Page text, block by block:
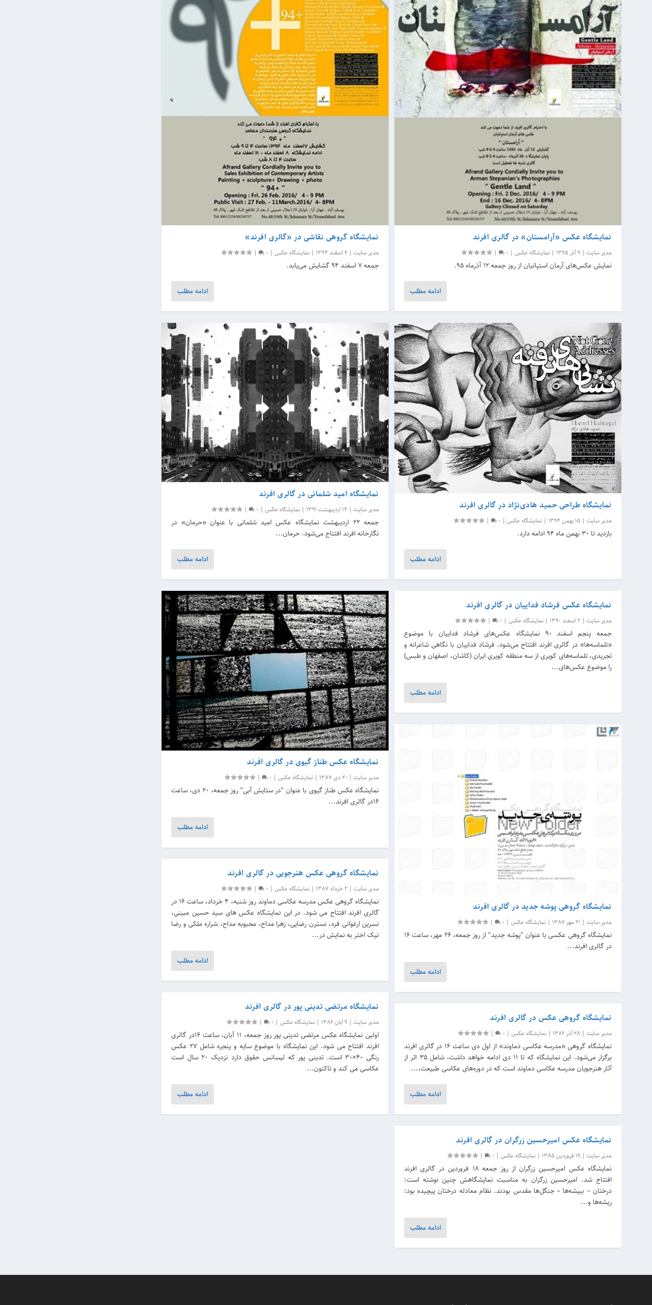
نمایشگاه عکس «آرامستان» در گالری افرند
مدیر سایت |9 آذر 1395 |نمایشگاه عکس |
0
|
نمایش عکس‌های آرمان استپانیان از روز جمعه ۱۲ آذرماه ۹۵.
ادامه مطلب
نمایشگاه طراحی حمید هادی‌نژاد در گالری افرند
مدیر سایت |15 بهمن 1394 |نمایشگاه عکس |
0
|
بازدید تا ۳۰ بهمن ماه ۹۴ ادامه دارد.
ادامه مطلب
نمایشگاه عکس فرشاد فداییان در گالری افرند
مدیر سایت |2 اسفند 1390 |نمایشگاه عکس |
0
|
جمعه پنجم اسفند ۹۰ نمایشگاه عکس‌های فرشاد فداییان با موضوع
«تلماسه‌ها» در گالری افرند افتتاح می‌شود. فرشاد فداییان با نگاهی شاعرانه و
تجریدی، تلماسه‌های کویری از سه منطقه کویری ایران (کاشان، اصفهان و طبس)
را موضوع عکس‌های...
ادامه مطلب
نمایشگاه گروهی پوشه جدید در گالری افرند
مدیر سایت | 21 مهر 1387 |نمایشگاه عکس |
0
|
نمایشگاه گروهی عکسی با عنوان "پوشه جدید" از روز جمعه، 26 مهر، ساعت 16
در گالری افرند...
ادامه مطلب
نمایشگاه گروهی عکس در گالری افرند
مدیر سایت |28 آذر 1386 |نمایشگاه عکس |
0
|
نمایشگاه گروهی «مدرسه عکاسی دماوند» از اول دی ساعت ۱۶ در گالری افرند
برگزار می‌شود. این نمایشگاه که تا ۱۱ دی ادامه خواهد داشت، شامل ۳۵ اثر از
آثار هنرجویان مدرسه عکاسی دماوند است که در دوره‌های عکاسی طبیعت،...
ادامه مطلب
نمایشگاه عکس‌ امیرحسین زرگران در گالری افرند
مدیر سایت |19 فروردین 1385 |نمایشگاه عکس |
0
|
نمایشگاه عکس‌ امیرحسین زرگران از روز جمعه 18 فروردین در گالری افرند
افتتاح شد. امیرحسین زرگران به مناسبت نمایشگاهش چنین نوشته است:
درختان – ببیشه‌ها – جنگل‌ها مقدس بودند. نظام معادله درختان پیچیده بود:
ریشه‌ها و...
ادامه مطلب
نمایشگاه گروهی نقاشی در «گالری افرند»
مدیر سایت |6 اسفند 1394 |نمایشگاه عکس |
0
|
جمعه ۷ اسفند ۹۴ گشایش می‌یابد.
ادامه مطلب
نمایشگاه امید شلمانی در گالری افرند
مدیر سایت | 14 اردیبهشت 1391 |نمایشگاه عکس |
0
|
جمعه ۲۲ اردیبهشت نمایشگاه عکس امید شلمانی با عنوان «حرمان» در
نگارخانه افرند افتتاح می‌شود. حرمان...
ادامه مطلب
نمایشگاه عکس طناز گیوی در گالری افرند
مدیر سایت | 20 دی 1387 |نمایشگاه عکس |
0
|
نمایشگاه عکس طناز گیوی با عنوان "در ستایش آبی" روز جمعه، 20 دی، ساعت
16در گالری افرند...
ادامه مطلب
نمایشگاه گروهی عکس هنرجویی در گالری افرند
مدیر سایت |2 خرداد 1387 |نمایشگاه عکس |
0
|
نمایشگاه گروهی عکس مدرسه عکاسی دماوند روز شنبه، 4 خرداد، ساعت 16 در
گالری افرند افتتاح می شود. در این نمایشگاه عکس های سید حسین مبینی،
نسرین ارغوانی فرد، نسترن رضایی، زهرا مداح، محبوبه مداح، شراره ملکی و رضا
نیک اختر به نمایش در...
ادامه مطلب
نمایشگاه مرتضی تدینی پور در گالری افرند
مدیر سایت |9 آبان 1386 |نمایشگاه عکس |
0
|
اولین نمایشگاه عکس مرتضی تدینی پور روز جمعه، 11 آبان، ساعت 16در گالری
افرند افتتاح می شود. این نمایشگاه با موضوع سایه و پنجره شامل 27 عکس
رنگی 40×30 است. تدینی پور که لیسانس حقوق دارد نزدیک 20 سال است
عکاسی می کند و تاکنون...
ادامه مطلب